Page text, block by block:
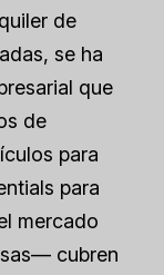
de
se ha
que
de
para
para
mercado
cubren